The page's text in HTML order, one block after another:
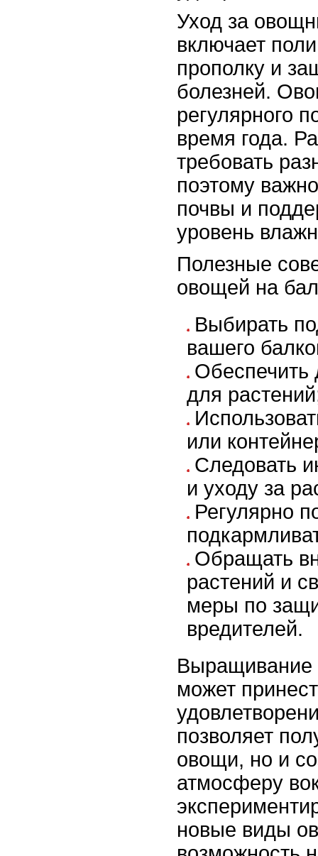
Уход за
включает
прополку и
болезней.
регулярного
время года.
требовать
поэтому
почвы и
уровень
Полезные
овощей на
Выбирать
вашего
Обеспечить
для
или
Следовать
и уходу за
Регулярно
Обращать
растений и
меры по
вредителей.
Выращивание
может
позволяет
овощи, но и
атмосферу
новые виды